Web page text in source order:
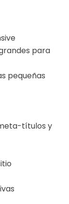
para
pequeñas
títulos y